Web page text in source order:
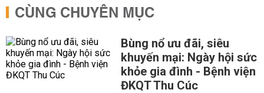
CÙNG CHUYÊN MỤC
Bùng nổ ưu đãi, siêu
khuyến mại: Ngày hội sức
khỏe gia đình - Bệnh viện
ĐKQT Thu Cúc